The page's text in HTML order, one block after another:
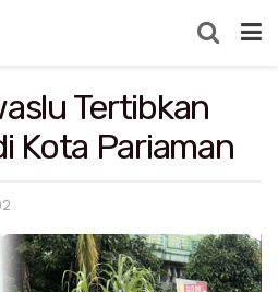
Tertibkan
Kota Pariaman